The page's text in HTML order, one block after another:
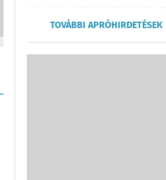
TOVÁBBI APRÓHIRDETÉSEK